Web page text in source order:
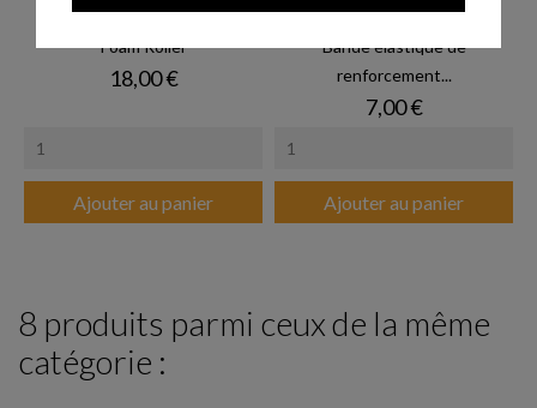
Foam Roller
Prix
18,00 €
Ajouter au panier
Bande élastique de
renforcement...
Prix
7,00 €
Ajouter au panier
8 produits parmi ceux de la même
catégorie :